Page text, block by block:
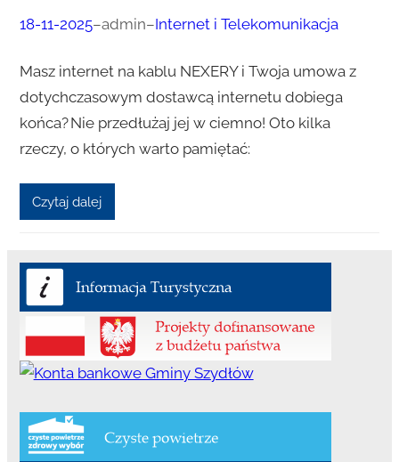
18-11-2025–admin–Internet i Telekomunikacja
Masz internet na kablu NEXERY i Twoja umowa z
dotychczasowym dostawcą internetu dobiega
końca? Nie przedłużaj jej w ciemno! Oto kilka
rzeczy, o których warto pamiętać:
Czytaj dalej